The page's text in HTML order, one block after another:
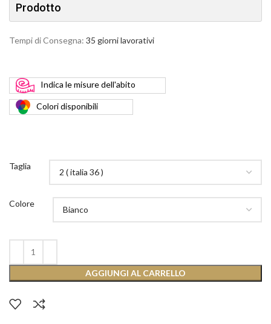
Prodotto
Tempi di Consegna: 35 giorni lavorativi
Indica le misure dell'abito
Coloridisponibili
Taglia
Colore
AGGIUNGI AL CARRELLO